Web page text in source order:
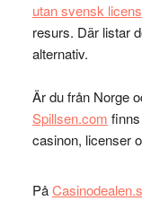
utan svensk licens
resurs. Där listar
alternativ.
Är du från Norge
Spillsen.com
casinon, licenser
På